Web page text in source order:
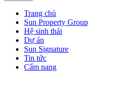
Trang chủ
Sun Property Group
Hệ sinh thái
Dự án
Sun Signature
Tin tức
Cẩm nang